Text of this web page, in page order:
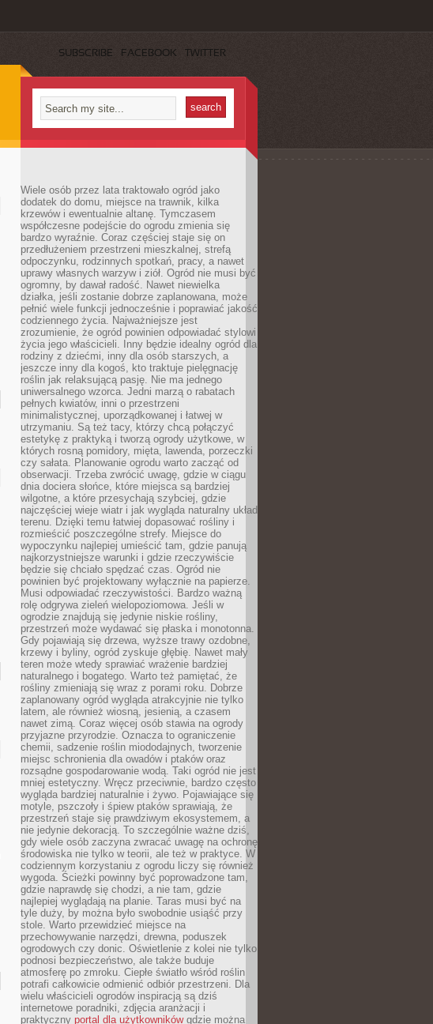
SUBSCRIBE FACEBOOK TWITTER
Wiele osób przez lata traktowało ogród jako
dodatek do domu, miejsce na trawnik, kilka
krzewów i ewentualnie altanę. Tymczasem
współczesne podejście do ogrodu zmienia się
bardzo wyraźnie. Coraz częściej staje się on
przedłużeniem przestrzeni mieszkalnej, strefą
odpoczynku, rodzinnych spotkań, pracy, a nawet
uprawy własnych warzyw i ziół. Ogród nie musi być
ogromny, by dawał radość. Nawet niewielka
działka, jeśli zostanie dobrze zaplanowana, może
pełnić wiele funkcji jednocześnie i poprawiać jakość
codziennego życia. Najważniejsze jest
zrozumienie, że ogród powinien odpowiadać stylowi
życia jego właścicieli. Inny będzie idealny ogród dla
rodziny z dziećmi, inny dla osób starszych, a
jeszcze inny dla kogoś, kto traktuje pielęgnację
roślin jak relaksującą pasję. Nie ma jednego
uniwersalnego wzorca. Jedni marzą o rabatach
pełnych kwiatów, inni o przestrzeni
minimalistycznej, uporządkowanej i łatwej w
utrzymaniu. Są też tacy, którzy chcą połączyć
estetykę z praktyką i tworzą ogrody użytkowe, w
których rosną pomidory, mięta, lawenda, porzeczki
czy sałata. Planowanie ogrodu warto zacząć od
obserwacji. Trzeba zwrócić uwagę, gdzie w ciągu
dnia dociera słońce, które miejsca są bardziej
wilgotne, a które przesychają szybciej, gdzie
najczęściej wieje wiatr i jak wygląda naturalny układ
terenu. Dzięki temu łatwiej dopasować rośliny i
rozmieścić poszczególne strefy. Miejsce do
wypoczynku najlepiej umieścić tam, gdzie panują
najkorzystniejsze warunki i gdzie rzeczywiście
będzie się chciało spędzać czas. Ogród nie
powinien być projektowany wyłącznie na papierze.
Musi odpowiadać rzeczywistości. Bardzo ważną
rolę odgrywa zieleń wielopoziomowa. Jeśli w
ogrodzie znajdują się jedynie niskie rośliny,
przestrzeń może wydawać się płaska i monotonna.
Gdy pojawiają się drzewa, wyższe trawy ozdobne,
krzewy i byliny, ogród zyskuje głębię. Nawet mały
teren może wtedy sprawiać wrażenie bardziej
naturalnego i bogatego. Warto też pamiętać, że
rośliny zmieniają się wraz z porami roku. Dobrze
zaplanowany ogród wygląda atrakcyjnie nie tylko
latem, ale również wiosną, jesienią, a czasem
nawet zimą. Coraz więcej osób stawia na ogrody
przyjazne przyrodzie. Oznacza to ograniczenie
chemii, sadzenie roślin miododajnych, tworzenie
miejsc schronienia dla owadów i ptaków oraz
rozsądne gospodarowanie wodą. Taki ogród nie jest
mniej estetyczny. Wręcz przeciwnie, bardzo często
wygląda bardziej naturalnie i żywo. Pojawiające się
motyle, pszczoły i śpiew ptaków sprawiają, że
przestrzeń staje się prawdziwym ekosystemem, a
nie jedynie dekoracją. To szczególnie ważne dziś,
gdy wiele osób zaczyna zwracać uwagę na ochronę
środowiska nie tylko w teorii, ale też w praktyce. W
codziennym korzystaniu z ogrodu liczy się również
wygoda. Ścieżki powinny być poprowadzone tam,
gdzie naprawdę się chodzi, a nie tam, gdzie
najlepiej wyglądają na planie. Taras musi być na
tyle duży, by można było swobodnie usiąść przy
stole. Warto przewidzieć miejsce na
przechowywanie narzędzi, drewna, poduszek
ogrodowych czy donic. Oświetlenie z kolei nie tylko
podnosi bezpieczeństwo, ale także buduje
atmosferę po zmroku. Ciepłe światło wśród roślin
potrafi całkowicie odmienić odbiór przestrzeni. Dla
wielu właścicieli ogrodów inspiracją są dziś
internetowe poradniki, zdjęcia aranżacji i
praktyczny portal dla użytkownikówgdzie można